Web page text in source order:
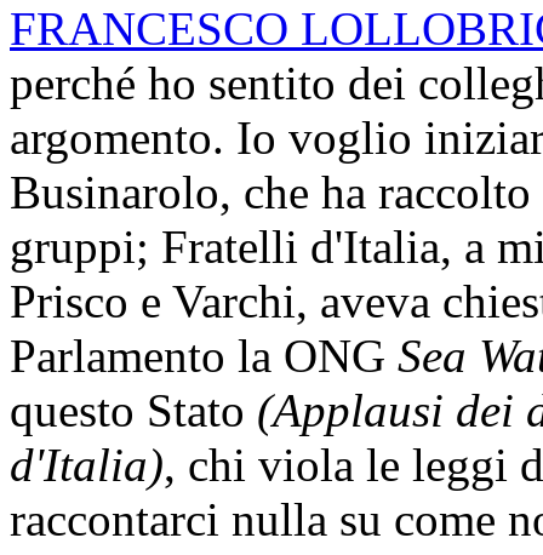
FRANCESCO
perché ho sentito dei
argomento. Io voglio
Businarolo, che ha
gruppi; Fratelli d'Italia, a
Prisco e Varchi, aveva
Parlamento la ONG Sea
questo Stato (Applausi dei
d'Italia), chi viola le leggi
raccontarci nulla su come